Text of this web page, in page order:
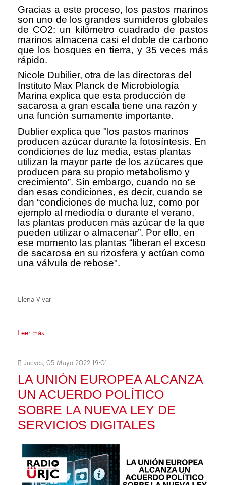
Gracias a este proceso, los pastos marinos
son uno de los grandes sumideros globales
de CO2: un kilómetro cuadrado de pastos
marinos almacena casi el doble de carbono
que los bosques en tierra, y 35 veces más
rápido.
Nicole Dubilier, otra de las directoras del
Instituto Max Planck de Microbiología
Marina explica que esta producción de
sacarosa a gran escala tiene una razón y
una función sumamente importante.
Dublier explica que "los pastos marinos
producen azúcar durante la fotosíntesis. En
condiciones de luz media, estas plantas
utilizan la mayor parte de los azúcares que
producen para su propio metabolismo y
crecimiento”. Sin embargo, cuando no se
dan esas condiciones, es decir, cuando se
dan “condiciones de mucha luz, como por
ejemplo al mediodía o durante el verano,
las plantas producen más azúcar de la que
pueden utilizar o almacenar”. Por ello, en
ese momento las plantas “liberan el exceso
de sacarosa en su rizosfera y actúan como
una válvula de rebose".
Elena Vivar
Leer más ...
Jueves, 05 Mayo 2022 19:01
LA UNIÓN EUROPEA ALCANZA
UN ACUERDO POLÍTICO
SOBRE LA NUEVA LEY DE
SERVICIOS DIGITALES